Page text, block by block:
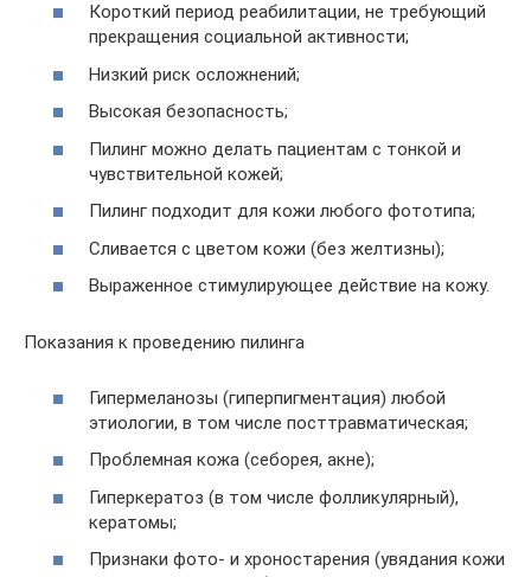
Короткий период реабилитации, не требующий
прекращения социальной активности;
Низкий риск осложнений;
Высокая безопасность;
Пилинг можно делать пациентам с тонкой и
чувствительной кожей;
Пилинг подходит для кожи любого фототипа;
Сливается с цветом кожи (без желтизны);
Выраженное стимулирующее действие на кожу.
Показания к проведению пилинга
Гипермеланозы (гиперпигментация) любой
этиологии, в том числе посттравматическая;
Проблемная кожа (себорея, акне);
Гиперкератоз (в том числе фолликулярный),
кератомы;
Признаки фото- и хроностарения (увядания кожи